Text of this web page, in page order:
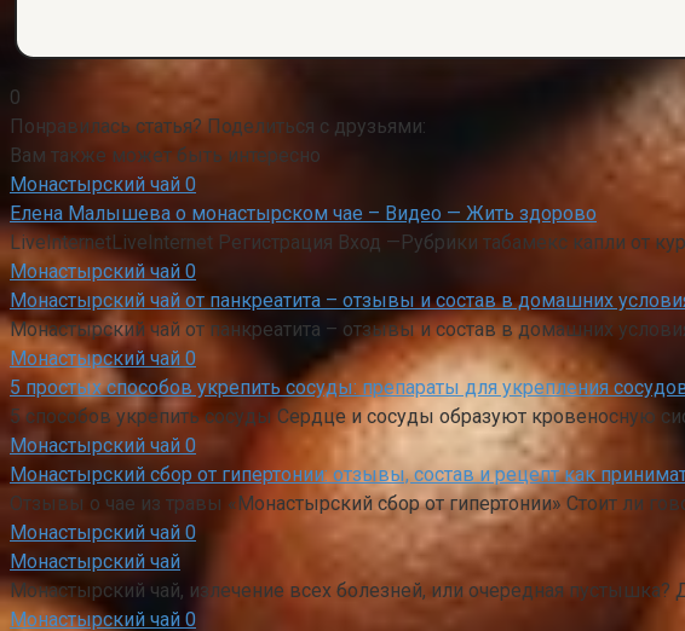
0
Понравилась статья? Поделиться с друзьями:
Вам также может быть интересно
Монастырский чай 0
Елена Малышева о монастырском чае – Видео — Жить здорово
LiveInternetLiveInternet Регистрация Вход —Рубрики табамекс капли от
Монастырский чай 0
Монастырский чай от панкреатита – отзывы и состав в домашних
Монастырский чай от панкреатита – отзывы и состав в домашних
Монастырский чай 0
5 простых способов укрепить сосуды: препараты для укрепления
5 способов укрепить сосуды Сердце и сосуды образуют кровеносную
Монастырский чай 0
Монастырский сбор от гипертонии: отзывы, состав и рецепт как
Отзывы о чае из травы «Монастырский сбор от гипертонии» Стоит ли
Монастырский чай 0
Монастырский чай
Монастырский чай, излечение всех болезней, или очередная пустышка?
Монастырский чай 0